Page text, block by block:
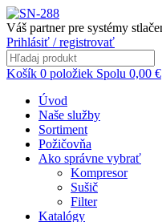
Váš partner pre systémy
Prihlásiť / registrovať
Košík 0 položiek Spolu 0,00 €
Úvod
Naše služby
Sortiment
Požičovňa
Ako správne vybrať
Kompresor
Sušič
Filter
Katalógy